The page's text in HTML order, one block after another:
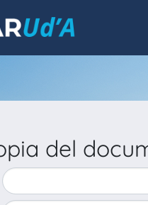
del